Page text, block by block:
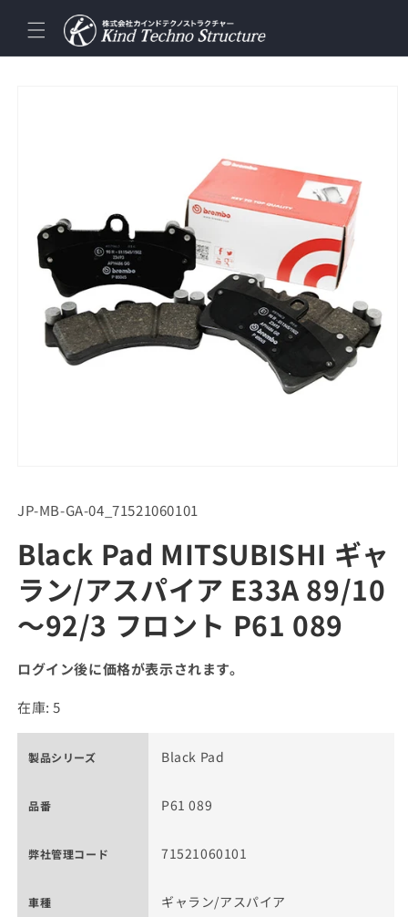
ンツに
進む
SKU:
JP-MB-GA-04_71521060101
Black Pad MITSUBISHI ギャ
ラン/アスパイア E33A 89/10
～92/3 フロント P61 089
ログイン後に価格が表示されます。
在庫: 5
製品シリーズ Black Pad
品番 P61 089
弊社管理コード 71521060101
車種 ギャラン/アスパイア